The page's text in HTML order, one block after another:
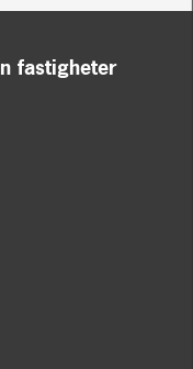
fastigheter